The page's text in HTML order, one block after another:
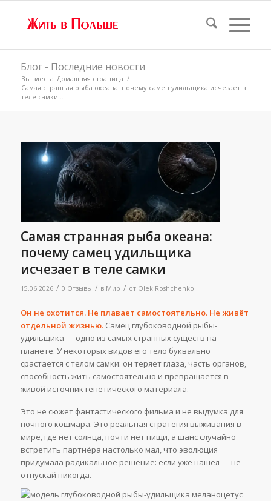
Блог - Последние новости
Вы здесь: Домашняя страница /
Самая странная рыба океана: почему самец удильщика исчезает в
теле самки...
Самая странная рыба океана:
почему самец удильщика
исчезает в теле самки
15.06.2026 / 0 Отзывы / в Мир / от Olek Roshchenko
Он не охотится. Не плавает самостоятельно. Не живёт
отдельной жизнью.Самец глубоководной рыбы-
удильщика — одно из самых странных существ на
планете. У некоторых видов его тело буквально
срастается с телом самки: он теряет глаза, часть органов,
способность жить самостоятельно и превращается в
живой источник генетического материала.
Это не сюжет фантастического фильма и не выдумка для
ночного кошмара. Это реальная стратегия выживания в
мире, где нет солнца, почти нет пищи, а шанс случайно
встретить партнёра настолько мал, что эволюция
придумала радикальное решение: если уже нашёл — не
отпускай никогда.